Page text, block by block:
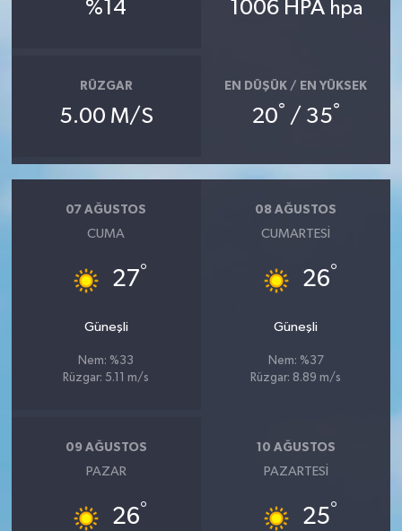
%14 1006 HPA hpa
RÜZGAR
5.00 M/S
EN DÜŞÜK / EN YÜKSEK
20° / 35°
07 AĞUSTOS
CUMA
27°
Güneşli
Nem: %33
Rüzgar: 5.11 m/s
08 AĞUSTOS
CUMARTESI
26°
Güneşli
Nem: %37
Rüzgar: 8.89 m/s
09 AĞUSTOS
PAZAR
26°
10 AĞUSTOS
PAZARTESI
25°